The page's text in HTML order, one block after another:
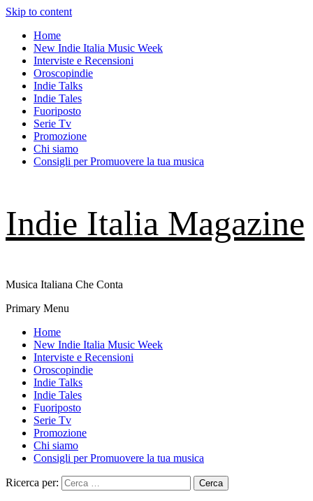
Skip to content
Home
New Indie Italia Music Week
Interviste e Recensioni
Oroscopindie
Indie Talks
Indie Tales
Fuoriposto
Serie Tv
Promozione
Chi siamo
Consigli per Promuovere la tua musica
Indie Italia Magazine
Musica Italiana Che Conta
Primary Menu
Home
New Indie Italia Music Week
Interviste e Recensioni
Oroscopindie
Indie Talks
Indie Tales
Fuoriposto
Serie Tv
Promozione
Chi siamo
Consigli per Promuovere la tua musica
Ricerca per: